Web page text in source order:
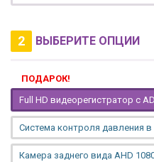
2 ВЫБЕРИТЕ ОПЦИИ
ПОДАРОК!
Full HD видеорегистратор с
Система контроля давления в
Камера заднего вида AHD